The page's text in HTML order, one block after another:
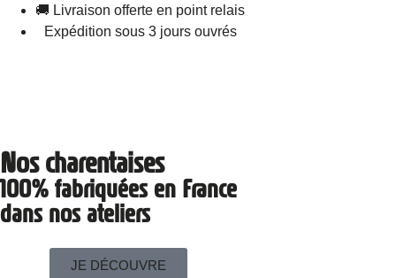
🚚 Livraison offerte en point relais
Expédition sous 3 jours ouvrés
Nos charentaises
100% fabriquées en France
dans nos ateliers
JE DÉCOUVRE